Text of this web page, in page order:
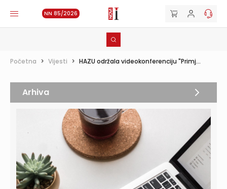
NN 85/2026
Početna > Vijesti > HAZU održala videokonferenciju "Primj...
Arhiva